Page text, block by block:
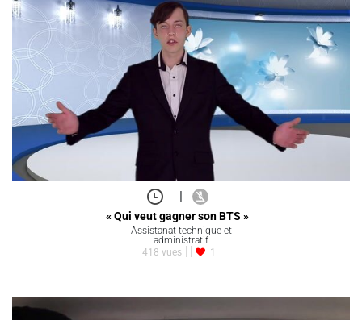
|
« Qui veut gagner son BTS »
Assistanat technique et
administratif
418 vues
1